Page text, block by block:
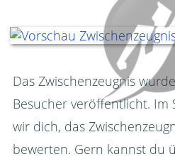
Das Zwischenzeugnis
Besucher veröffentlicht. Im
wir dich, das
bewerten. Gern kannst du